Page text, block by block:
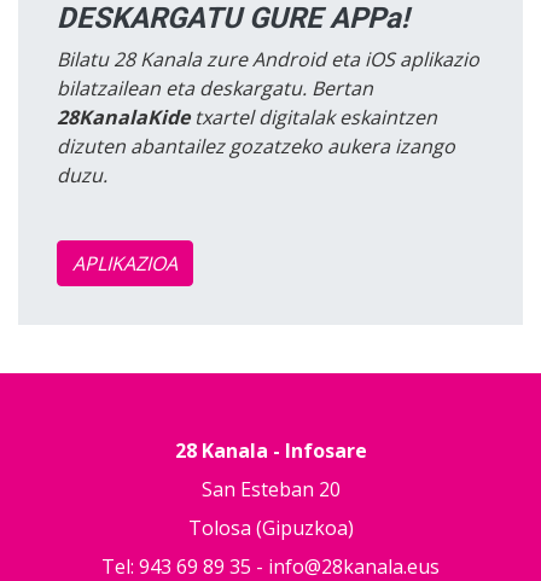
DESKARGATU GURE APPa!
Bilatu 28 Kanala zure Android eta iOS aplikazio
bilatzailean eta deskargatu. Bertan
28KanalaKidetxartel digitalak eskaintzen
dizuten abantailez gozatzeko aukera izango
duzu.
APLIKAZIOA
28 Kanala - Infosare
San Esteban 20
Tolosa (Gipuzkoa)
Tel: 943 69 89 35 - info@28kanala.eus